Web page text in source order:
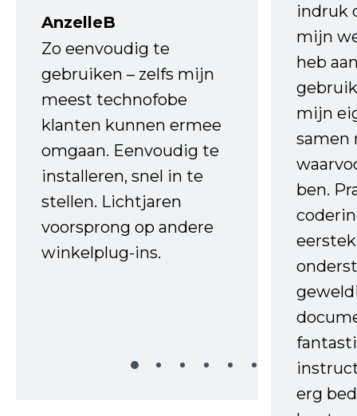
AnzelleB
Zo eenvoudig te
gebruiken – zelfs mijn
meest technofobe
klanten kunnen ermee
omgaan. Eenvoudig te
installeren, snel in te
stellen. Lichtjaren
voorsprong op andere
winkelplug-ins.
indruk
mijn
heb
mijn
samen
ben.
erg